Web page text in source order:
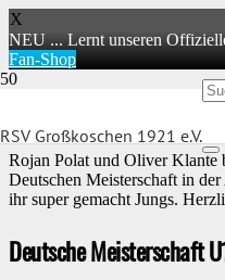
X
NEU ... Lernt unseren
Fan-Shop
RSV Großkoschen 1921 e.V.
Deutsche Meisterschaft
Rojan Polat und Oliver Klante
Deutschen Meisterschaft in
ihr super gemacht Jungs.
Deutsche Meisterschaft